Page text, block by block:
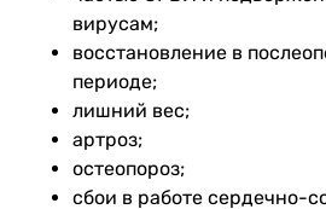
вирусам;
восстановление в
периоде;
лишний вес;
артроз;
остеопороз;
сбои в работе сердечно-